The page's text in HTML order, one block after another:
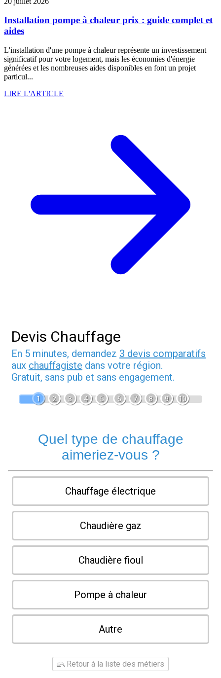
Installation pompe à chaleur prix : guide complet et
aides
L'installation d'une pompe à chaleur représente un investissement
significatif pour votre logement, mais les économies d'énergie
générées et les nombreuses aides disponibles en font un projet
particul...
LIRE L'ARTICLE
Devis Chauffage
En 5 minutes, demandez 3 devis comparatifs
aux chauffagiste dans votre région.
Gratuit, sans pub et sans engagement.
1 2 3 4 5 6 7 8 9 10
Quel type de chauffage
aimeriez-vous ?
Chauffage électrique
Chaudière gaz
Chaudière fioul
Pompe à chaleur
Autre
Retour à la liste des métiers